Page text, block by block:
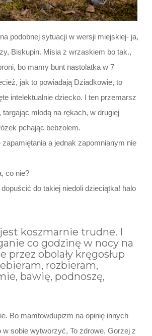
podobnej sytuacji w wersji miejskiej- ja,
Biskupin. Misia z wrzaskiem bo tak.,
bo mamy bunt nastolatka w 7
jak to powiadają Dziadkowie, to
intelektualnie dziecko. I ten przemarsz
targając młodą na rękach, w drugiej
pchając bebzolem.
a jednak zapomnianym nie
co nie?
do takiej niedoli dzieciątka! halo
koszmarnie trudne. I
co godzinę w nocy na
przez obolały kręgosłup
rozbieram,
bawię, podnoszę,
Bo mamtowdupizm na opinię innych
sobie wytworzyć, To zdrowe, Gorzej z